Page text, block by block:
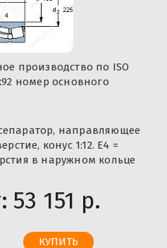
производство по ISO
номер основного
направляющее
конус 1:12. E4 =
в наружном кольце
53 151 р.